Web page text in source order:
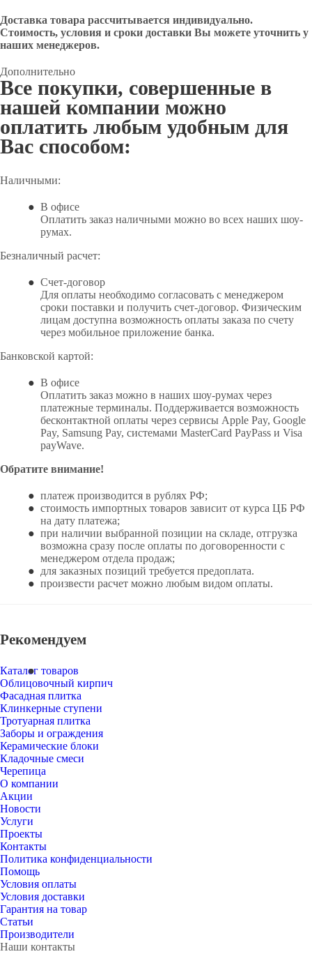
Доставка товара рассчитывается индивидуально.
Стоимость, условия и сроки доставки Вы можете уточнить у
наших менеджеров.
Дополнительно
Все покупки, совершенные в
нашей компании можно
оплатить любым удобным для
Вас способом:
Наличными:
В офисе
Оплатить заказ наличными можно во всех наших шоу-
румах.
Безналичный расчет:
Счет-договор
Для оплаты необходимо согласовать с менеджером
сроки поставки и получить счет-договор. Физическим
лицам доступна возможность оплаты заказа по счету
через мобильное приложение банка.
Банковской картой:
В офисе
Оплатить заказ можно в наших шоу-румах через
платежные терминалы. Поддерживается возможность
бесконтактной оплаты через сервисы Apple Pay, Google
Pay, Samsung Pay, системами MasterCard PayPass и Visa
payWave.
Обратите внимание!
платеж производится в рублях РФ;
стоимость импортных товаров зависит от курса ЦБ РФ
на дату платежа;
при наличии выбранной позиции на складе, отгрузка
возможна сразу после оплаты по договоренности с
менеджером отдела продаж;
для заказных позиций требуется предоплата.
произвести расчет можно любым видом оплаты.
Рекомендуем
Каталог товаров
Облицовочный кирпич
Фасадная плитка
Клинкерные ступени
Тротуарная плитка
Заборы и ограждения
Керамические блоки
Кладочные смеси
Черепица
О компании
Акции
Новости
Услуги
Проекты
Контакты
Политика конфиденциальности
Помощь
Условия оплаты
Условия доставки
Гарантия на товар
Статьи
Производители
Наши контакты